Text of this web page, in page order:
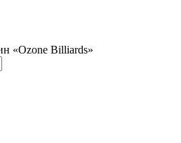
«Ozone Billiards»